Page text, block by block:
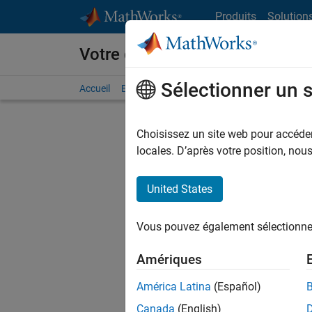
Produits
Votre carrière chez MathWorks
Accueil Explorer nos opportunités Adresses de
d'offre
Les
Sélectionner un
Choisissez un site web pour
locales. D’après votre position,
United States
Vous pouvez également
Amériques
América Latina (Español)
Canada (English)